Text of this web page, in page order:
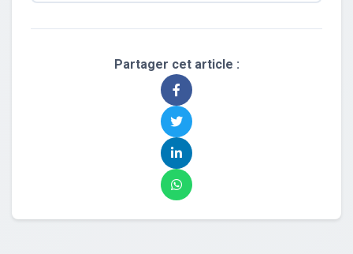
Partager cet article :